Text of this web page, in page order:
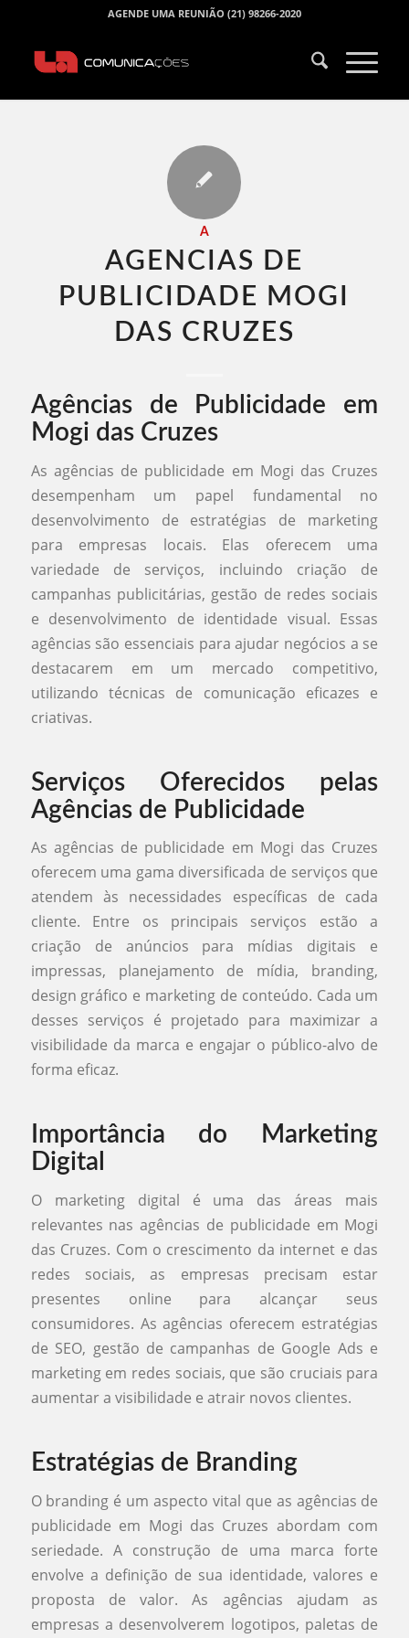
AGENDE UMA REUNIÃO (21) 98266-2020
A
AGENCIAS DE
PUBLICIDADE MOGI
DAS CRUZES​
Agências de Publicidade em
Mogi das Cruzes
As agências de publicidade em Mogi das Cruzes
desempenham um papel fundamental no
desenvolvimento de estratégias de marketing
para empresas locais. Elas oferecem uma
variedade de serviços, incluindo criação de
campanhas publicitárias, gestão de redes sociais
e desenvolvimento de identidade visual. Essas
agências são essenciais para ajudar negócios a se
destacarem em um mercado competitivo,
utilizando técnicas de comunicação eficazes e
criativas.
Serviços Oferecidos pelas
Agências de Publicidade
As agências de publicidade em Mogi das Cruzes
oferecem uma gama diversificada de serviços que
atendem às necessidades específicas de cada
cliente. Entre os principais serviços estão a
criação de anúncios para mídias digitais e
impressas, planejamento de mídia, branding,
design gráfico e marketing de conteúdo. Cada um
desses serviços é projetado para maximizar a
visibilidade da marca e engajar o público-alvo de
forma eficaz.
Importância do Marketing
Digital
O marketing digital é uma das áreas mais
relevantes nas agências de publicidade em Mogi
das Cruzes. Com o crescimento da internet e das
redes sociais, as empresas precisam estar
presentes online para alcançar seus
consumidores. As agências oferecem estratégias
de SEO, gestão de campanhas de Google Ads e
marketing em redes sociais, que são cruciais para
aumentar a visibilidade e atrair novos clientes.
Estratégias de Branding
O branding é um aspecto vital que as agências de
publicidade em Mogi das Cruzes abordam com
seriedade. A construção de uma marca forte
envolve a definição de sua identidade, valores e
proposta de valor. As agências ajudam as
empresas a desenvolverem logotipos, paletas de